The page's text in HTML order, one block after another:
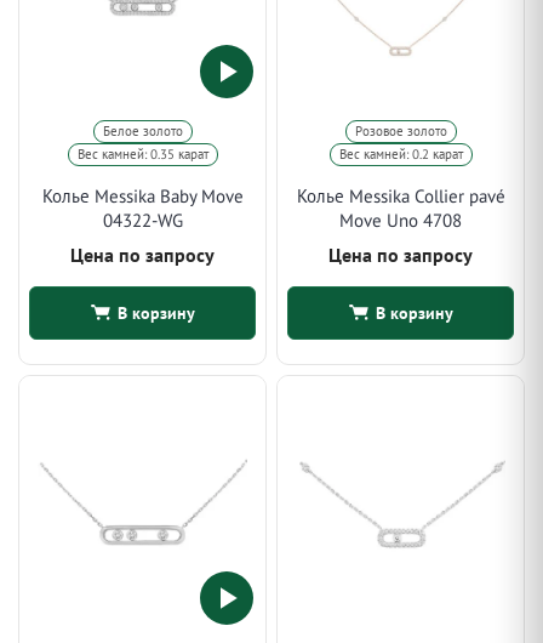
Белое золото
Вес камней: 0.35 карат
Колье Messika Baby Move
04322-WG
Цена по запросу
В корзину
Розовое золото
Вес камней: 0.2 карат
Колье Messika Collier pavé
Move Uno 4708
Цена по запросу
В корзину